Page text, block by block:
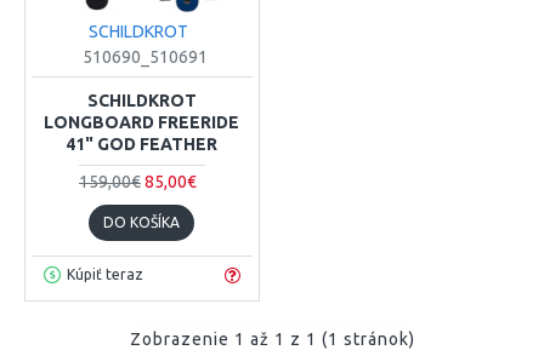
SCHILDKROT
510690_510691
SCHILDKROT
LONGBOARD FREERIDE
41" GOD FEATHER
159,00€85,00€
DO KOŠÍKA
Kúpiť teraz
Zobrazenie 1 až 1 z 1 (1 stránok)